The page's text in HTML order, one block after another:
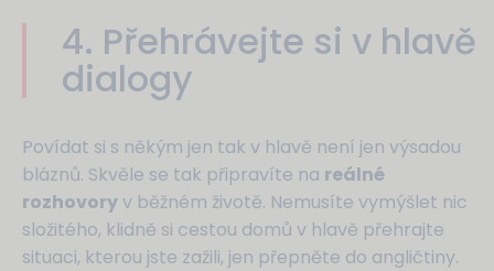
4. Přehrávejte si v hlavě
dialogy
Povídat si s někým jen tak v hlavě není jen výsadou
bláznů. Skvěle se tak připravíte na reálné
rozhovoryv běžném životě. Nemusíte vymýšlet nic
složitého, klidně si cestou domů v hlavě přehrajte
situaci, kterou jste zažili, jen přepněte do angličtiny.